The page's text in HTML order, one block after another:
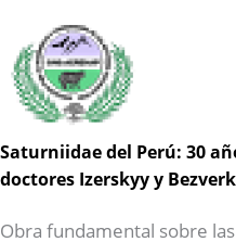
Saturniidae del Perú: 30
doctores Izerskyy y
Obra fundamental sobre